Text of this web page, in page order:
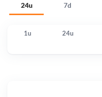
24u 7d
1u 24u